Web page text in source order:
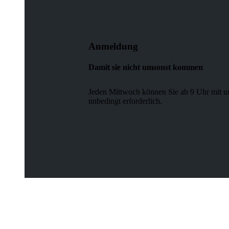
Anmeldung
Damit sie nicht umsonst kommen
Jeden Mittwoch können Sie ab 9 Uhr mit
unbedingt erforderlich.